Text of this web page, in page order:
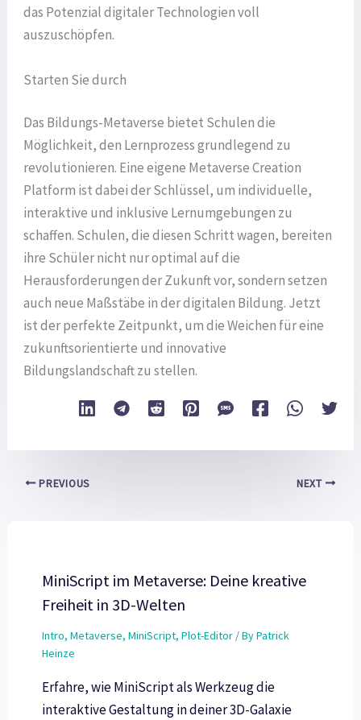
das Potenzial digitaler Technologien voll
auszuschöpfen.
Starten Sie durch
Das Bildungs-Metaverse bietet Schulen die
Möglichkeit, den Lernprozess grundlegend zu
revolutionieren. Eine eigene Metaverse Creation
Platform ist dabei der Schlüssel, um individuelle,
interaktive und inklusive Lernumgebungen zu
schaffen. Schulen, die diesen Schritt wagen, bereiten
ihre Schüler nicht nur optimal auf die
Herausforderungen der Zukunft vor, sondern setzen
auch neue Maßstäbe in der digitalen Bildung. Jetzt
ist der perfekte Zeitpunkt, um die Weichen für eine
zukunftsorientierte und innovative
Bildungslandschaft zu stellen.
PREVIOUS NEXT
MiniScript im Metaverse: Deine kreative
Freiheit in 3D-Welten
Intro, Metaverse, MiniScript, Plot-Editor/ ByPatrick
Heinze
Erfahre, wie MiniScript als Werkzeug die
interaktive Gestaltung in deiner 3D-Galaxie